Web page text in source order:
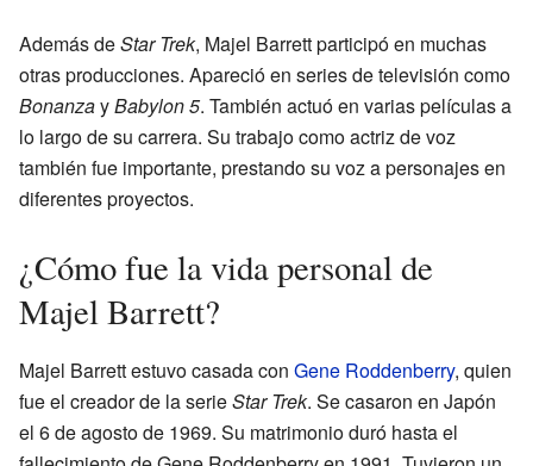
Además deStar Trek, Majel Barrett participó en muchas
otras producciones. Apareció en series de televisión como
BonanzayBabylon 5. También actuó en varias películas a
lo largo de su carrera. Su trabajo como actriz de voz
también fue importante, prestando su voz a personajes en
diferentes proyectos.
¿Cómo fue la vida personal de
Majel Barrett?
Majel Barrett estuvo casada con Gene Roddenberry, quien
fue el creador de la serieStar Trek. Se casaron en Japón
el 6 de agosto de 1969. Su matrimonio duró hasta el